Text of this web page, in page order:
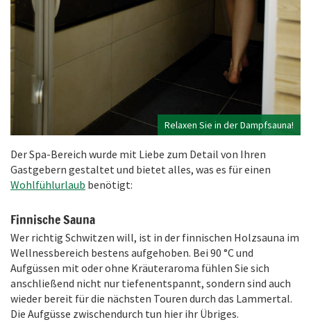
Relaxen Sie in der Dampfsauna!
Der Spa-Bereich wurde mit Liebe zum Detail von Ihren
Gastgebern gestaltet und bietet alles, was es für einen
Wohlfühlurlaub benötigt:
Finnische Sauna
Wer richtig Schwitzen will, ist in der finnischen Holzsauna im
Wellnessbereich bestens aufgehoben. Bei 90 °C und
Aufgüssen mit oder ohne Kräuteraroma fühlen Sie sich
anschließend nicht nur tiefenentspannt, sondern sind auch
wieder bereit für die nächsten Touren durch das Lammertal.
Die Aufgüsse zwischendurch tun hier ihr Übriges.